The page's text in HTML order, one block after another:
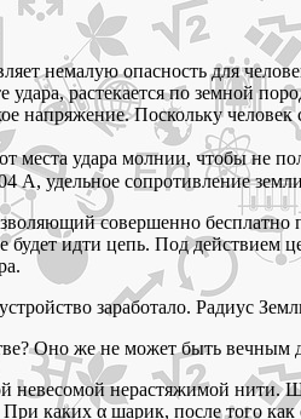
немалую опасность для
растекается по земной
напряжение. Поскольку
места удара молнии, чтобы не
А, удельное сопротивление
совершенно бесплатно
идти цепь. Под действием
заработало. Радиус
Оно же не может быть
нерастяжимой нити.
каких α шарик, после того